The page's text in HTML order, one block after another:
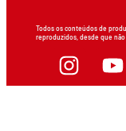
Todos os conteúdos de
reproduzidos, desde que